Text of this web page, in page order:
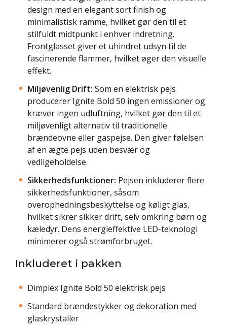
design med en elegant sort finish og
minimalistisk ramme, hvilket gør den til et
stilfuldt midtpunkt i enhver indretning.
Frontglasset giver et uhindret udsyn til de
fascinerende flammer, hvilket øger den visuelle
effekt.
Miljøvenlig Drift: Som en elektrisk pejs
producerer Ignite Bold 50 ingen emissioner og
kræver ingen udluftning, hvilket gør den til et
miljøvenligt alternativ til traditionelle
brændeovne eller gaspejse. Den giver følelsen
af en ægte pejs uden besvær og
vedligeholdelse.
Sikkerhedsfunktioner: Pejsen inkluderer flere
sikkerhedsfunktioner, såsom
overophedningsbeskyttelse og køligt glas,
hvilket sikrer sikker drift, selv omkring børn og
kæledyr. Dens energieffektive LED-teknologi
minimerer også strømforbruget.
Inkluderet i pakken
Dimplex Ignite Bold 50 elektrisk pejs
Standard brændestykker og dekoration med
glaskrystaller